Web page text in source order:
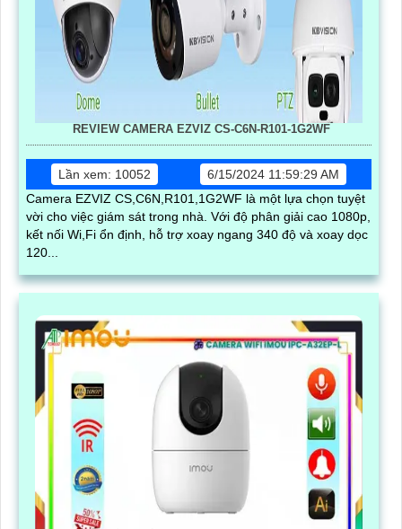
REVIEW CAMERA EZVIZ CS-C6N-R101-1G2WF
Lần xem: 10052
6/15/2024 11:59:29 AM
Camera EZVIZ CS,C6N,R101,1G2WF là một lựa chọn tuyệt
vời cho việc giám sát trong nhà. Với độ phân giải cao 1080p,
kết nối Wi,Fi ổn định, hỗ trợ xoay ngang 340 độ và xoay dọc
120...